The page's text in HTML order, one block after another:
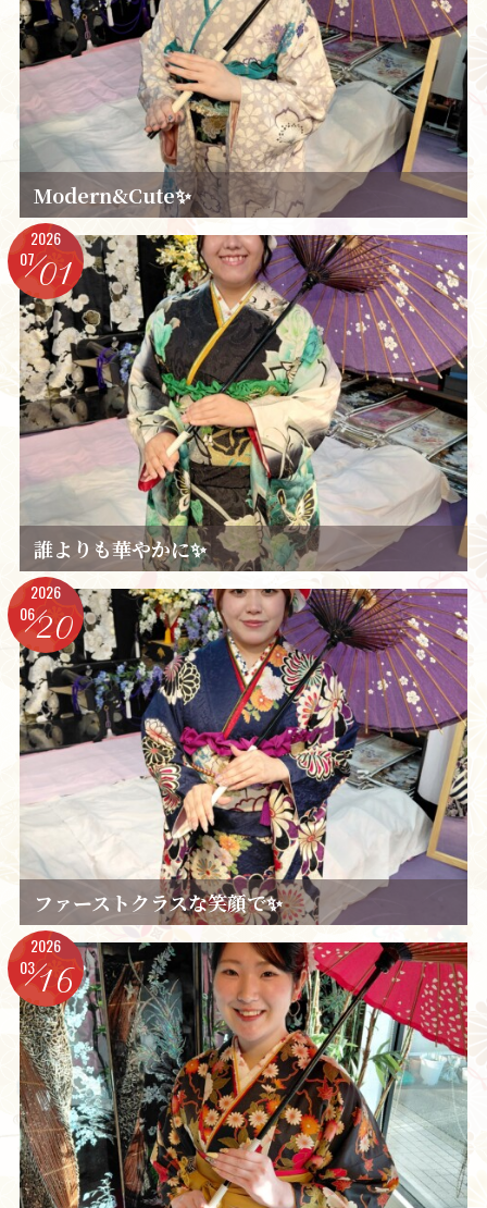
Modern&Cute✨️
2026
0701
誰よりも華やかに✨️
2026
0620
ファーストクラスな笑顔で✨️
2026
0316